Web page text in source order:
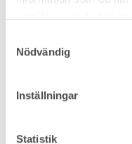
Nödvändig
Inställningar
Statistik